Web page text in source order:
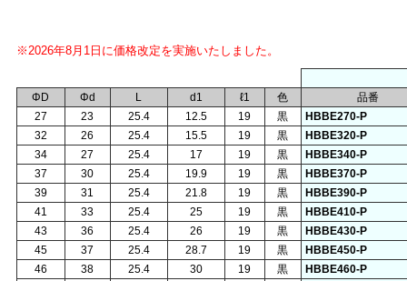
※2026年8月1日に価格改定を実施いたしました。
ΦD Φd L d1 ℓ1 色
品番
27
23 25.4 12.5 19 黒
HBBE270-P
32
26 25.4 15.5 19 黒
HBBE320-P
34
27 25.4 17 19 黒
HBBE340-P
37
30 25.4 19.9 19 黒
HBBE370-P
39
31 25.4 21.8 19 黒
HBBE390-P
41
33 25.4 25 19 黒
HBBE410-P
43
36 25.4 26 19 黒
HBBE430-P
45
37 25.4 28.7 19 黒
HBBE450-P
46
38 25.4 30 19 黒
HBBE460-P